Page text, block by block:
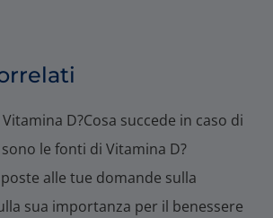
D?Cosa succede in caso di
le fonti di Vitamina D?
alle tue domande sulla
sua importanza per il benessere